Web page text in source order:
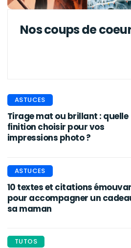
Nos coups de
ASTUCES
Tirage mat ou brillant : quelle
finition choisir pour vos
impressions photo ?
ASTUCES
10 textes et citations
pour accompagner un
sa maman
TUTOS